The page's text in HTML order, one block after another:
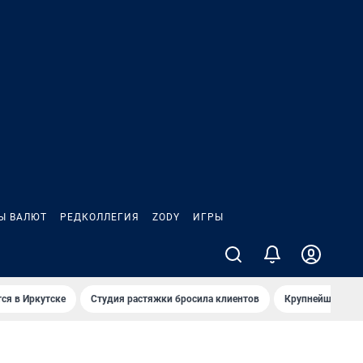
ВАЛЮТ РЕДКОЛЛЕГИЯ ZODY ИГРЫ
в Иркутске Студия растяжки бросила клиентов Крупнейшие